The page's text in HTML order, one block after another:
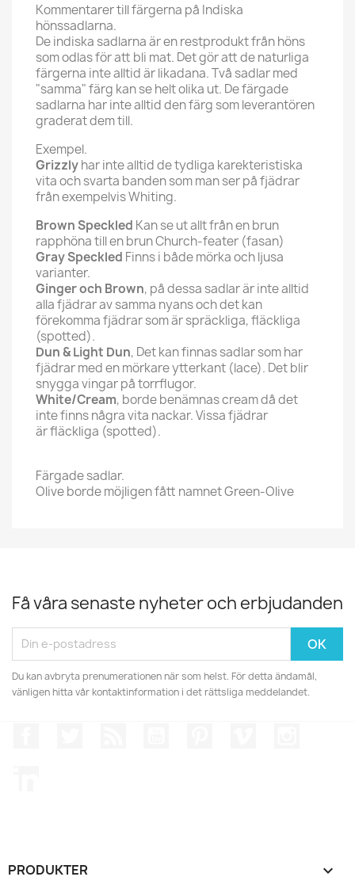
Kommentarer till färgerna på Indiska
hönssadlarna.
De indiska sadlarna är en restprodukt från höns
som odlas för att bli mat. Det gör att de naturliga
färgerna inte alltid är likadana. Två sadlar med
"samma" färg kan se helt olika ut. De färgade
sadlarna har inte alltid den färg som leverantören
graderat dem till.
Exempel.
Grizzlyhar inte alltid de tydliga karekteristiska
vita och svarta banden som man ser på fjädrar
från exempelvis Whiting.
Brown Speckled Kan se ut allt från en brun
rapphöna till en brun Church-feater (fasan)
Gray Speckled Finns i både mörka och ljusa
varianter.
Ginger och Brown, på dessa sadlar är inte alltid
alla fjädrar av samma nyans och det kan
förekomma fjädrar som är spräckliga, fläckliga
(spotted).
Dun & Light Dun, Det kan finnas sadlar som har
fjädrar med en mörkare ytterkant (lace). Det blir
snygga vingar på torrflugor.
White/Cream, borde benämnas cream då det
inte finns några vita nackar. Vissa fjädrar
är fläckliga (spotted).
Färgade sadlar.
Olive borde möjligen fått namnet Green-Olive
Få våra senaste nyheter och erbjudanden
Du kan avbryta prenumerationen när som helst. För detta ändamål,
vänligen hitta vår kontaktinformation i det rättsliga meddelandet.
PRODUKTER 